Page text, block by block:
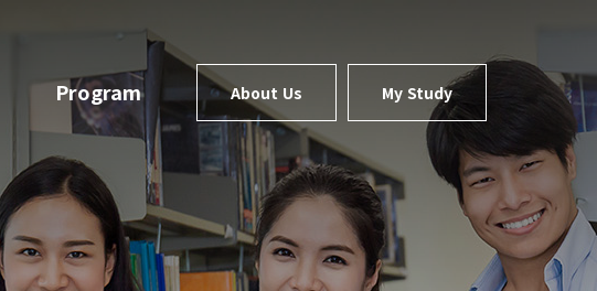
Program About Us My Study